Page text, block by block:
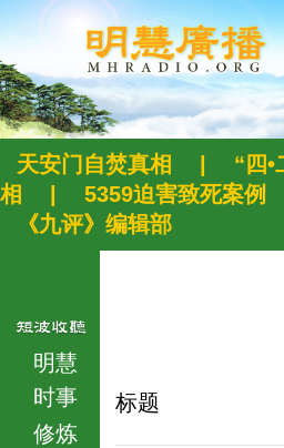
天安门自焚真相
“四
相
5359迫害致死案例
《九评》编辑部
明慧
时事
修炼
标题